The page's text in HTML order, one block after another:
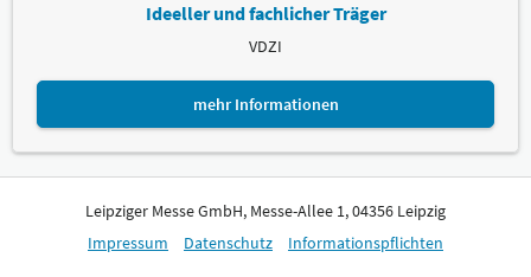
Ideeller und fachlicher Träger
VDZI
mehr Informationen
Leipziger Messe GmbH, Messe-Allee 1, 04356 Leipzig
Impressum
Datenschutz Informationspflichten